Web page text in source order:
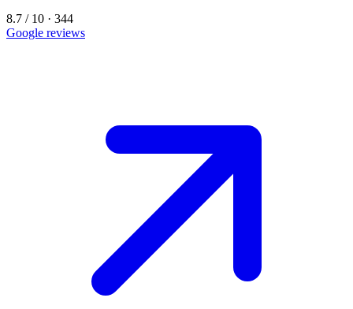
8.7 / 10 · 344
Google reviews